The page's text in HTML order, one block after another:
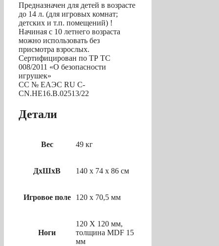
Предназначен для детей в возрасте
до 14 л. (для игровых комнат;
детских и т.п. помещений) !
Начиная с 10 летнего возраста
можно использовать без
присмотра взрослых.
Сертифицирован по ТР ТС
008/2011 «О безопасности
игрушек»
СС № ЕАЭС RU С-
CN.НЕ16.В.02513/22
Детали
Вес 49 кг
ДхШхВ 140 х 74 х 86 см
Игровое поле 120 х 70,5 мм
Ноги
120 Х 120 мм,
толщина MDF 15
мм